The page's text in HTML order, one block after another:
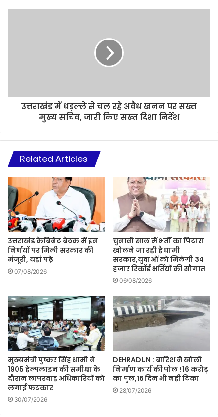
उत्तराखंड में धड़ल्ले से चल रहे अवैध खनन पर सख्त
मुख्य सचिव, जारी किए सख्त दिशा निर्देश
Related Articles
उत्तराखंड कैबिनेट बैठक में इन
निर्णयों पर मिली सरकार की
मंजूरी, यहां पढ़े
07/08/2026
चुनावी साल में भर्ती का पिटारा
खोलने जा रही है धामी
सरकार,युवाओं को मिलेगी 34
हजार रिकॉर्ड भर्तियों की सौगात
06/08/2026
मुख्यमंत्री पुष्कर सिंह धामी ने
1905 हेल्पलाइन की समीक्षा के
दौरान लापरवाह अधिकारियों को
लगाई फटकार
30/07/2026
DEHRADUN : बारिश ने खोली
निर्माण कार्य की पोल ! 16 करोड़
का पुल,16 दिन भी नही टिका
28/07/2026